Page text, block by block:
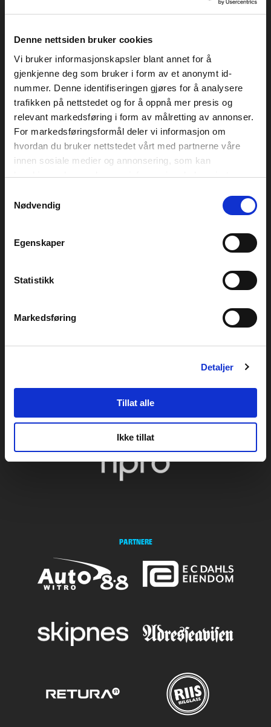
Denne nettsiden bruker cookies
Vi bruker informasjonskapsler blant annet for å
gjenkjenne deg som bruker i form av et anonymt id-
nummer. Denne identifiseringen gjøres for å analysere
trafikken på nettstedet og for å oppnå mer presis og
relevant markedsføring i form av målretting av annonser.
For markedsføringsformål deler vi informasjon om
hvordan du bruker nettstedet vårt med partnerne våre
innen sosiale medier og annonsering, som kan
kombinere den med annen informasjon du har gjort
din bruk av tjenestene deres. Les mer om hvilke
opplysninger vi samler og hva vi ber om samtykke til
Nødvendig
Egenskaper
Statistikk
Markedsføring
Detaljer
Tillat alle
Ikke tillat
Ons 19.08 – Tors 20.08 // 11:00-18:00
Fre 21.08 – Lør 22.08 // 11:00-00:00
KJØPSVILKÅR
PARTNERE